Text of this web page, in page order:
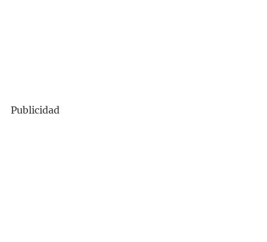
Publicidad